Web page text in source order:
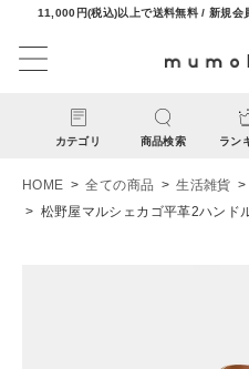
11,000円(税込)以上で送料無料 / 新規会
カテゴリ 商品検索 ラン
HOME 全ての商品 生活雑貨
松野屋マルシェカゴ平革2ハンド